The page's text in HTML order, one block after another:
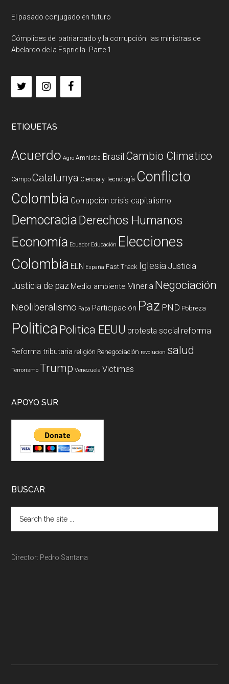
El pasado conjugado en futuro
Cómplices del patriarcado y la corrupción: las ministras de
Abelardo de la Espriella- Parte 1
ETIQUETAS
Acuerdo Agro Amnistia Brasil Cambio Climatico
Campo Catalunya Ciencia y Tecnología Conflicto
Colombia Corrupción crisis capitalismo
DemocraciaDerechos Humanos
Economía Ecuador Educación Elecciones
Colombia ELN España Fast Track Iglesia Justicia
Justicia de paz Medio ambiente Mineria Negociación
Neoliberalismo Papa Participación Paz PND Pobreza
PoliticaPolitica EEUU protesta social reforma
Reforma tributaria religión Renegociación revolucion salud
Terrorismo Trump Venezuela Victimas
APOYO SUR
BUSCAR
Director: Pedro Santana